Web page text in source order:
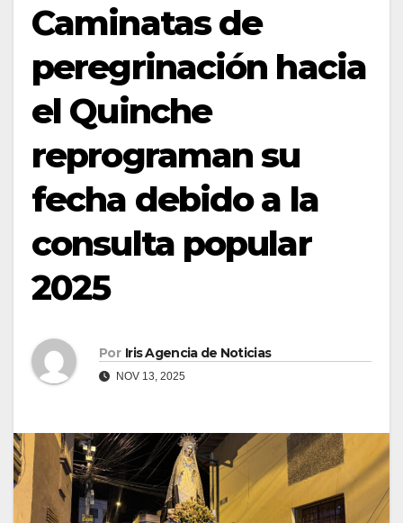
Caminatas de
peregrinación hacia
el Quinche
reprograman su
fecha debido a la
consulta popular
2025
Por Iris Agencia de Noticias
NOV 13, 2025